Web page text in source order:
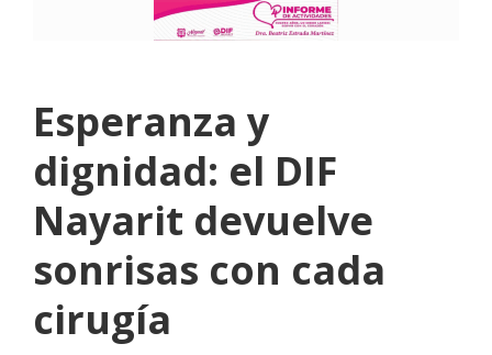
Esperanza y
dignidad: el DIF
Nayarit devuelve
sonrisas con cada
cirugía